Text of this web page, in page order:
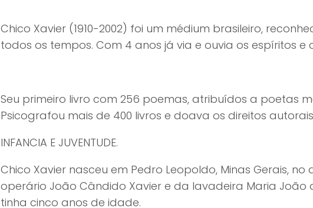
Chico Xavier (1910-2002) foi um médium brasileiro,
todos os tempos. Com 4 anos já via e ouvia os espíritos e
Seu primeiro livro com 256 poemas, atribuídos a poetas
Psicografou mais de 400 livros e doava os direitos
INFANCIA E JUVENTUDE.
Chico Xavier nasceu em Pedro Leopoldo, Minas Gerais, no
operário João Cândido Xavier e da lavadeira Maria
tinha cinco anos de idade.